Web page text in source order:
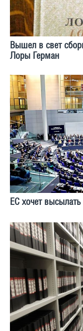
Вышел в свет
Лоры Герман
ЕС хочет